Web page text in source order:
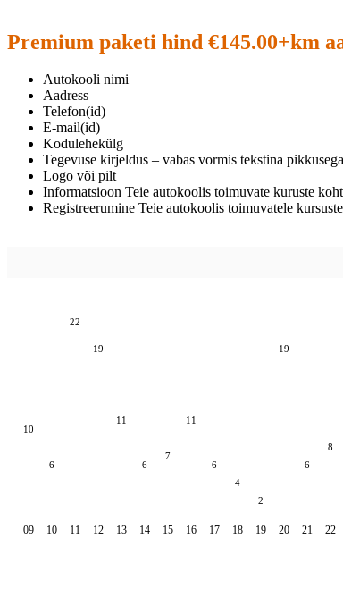
Premium paketi hind €145.00+km
Autokooli nimi
Aadress
Telefon(id)
E-mail(id)
Kodulehekülg
Tegevuse kirjeldus – vabas vormis tekstina
Logo või pilt
Informatsioon Teie autokoolis toimuvate kuruste
Registreerumine Teie autokoolis toimuvatele
10
09
6
10
22
11
19
12
11
13
6
14
7
15
11
16
6
17
4
18
2
19
19
20
6
21
8
22